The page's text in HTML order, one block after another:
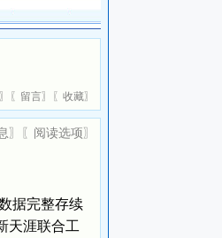
〗〖 留言〗〖 收藏〗
〗〖 阅读选项〗
据完整存续
天涯联合工